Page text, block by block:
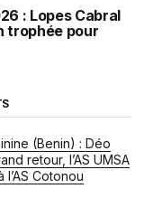
: Lopes Cabral
trophée pour
(Benin) : Déo
retour, l’AS UMSA
l’AS Cotonou